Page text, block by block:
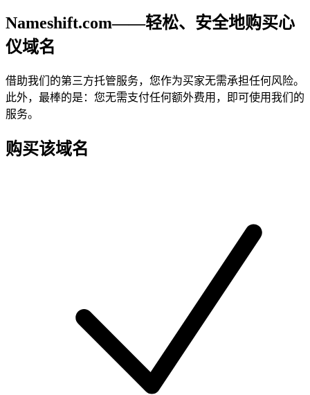
Nameshift.com——轻松、安全地购买心
仪域名
借助我们的第三方托管服务，您作为买家无需承担任何风险。
此外，最棒的是：您无需支付任何额外费用，即可使用我们的
服务。
购买该域名